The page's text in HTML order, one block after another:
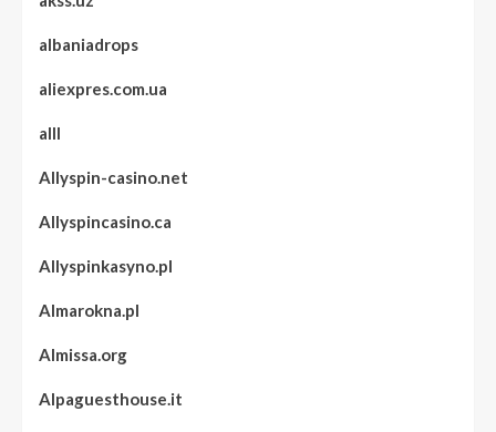
albaniadrops
aliexpres.com.ua
alll
Allyspin-casino.net
Allyspincasino.ca
Allyspinkasyno.pl
Almarokna.pl
Almissa.org
Alpaguesthouse.it